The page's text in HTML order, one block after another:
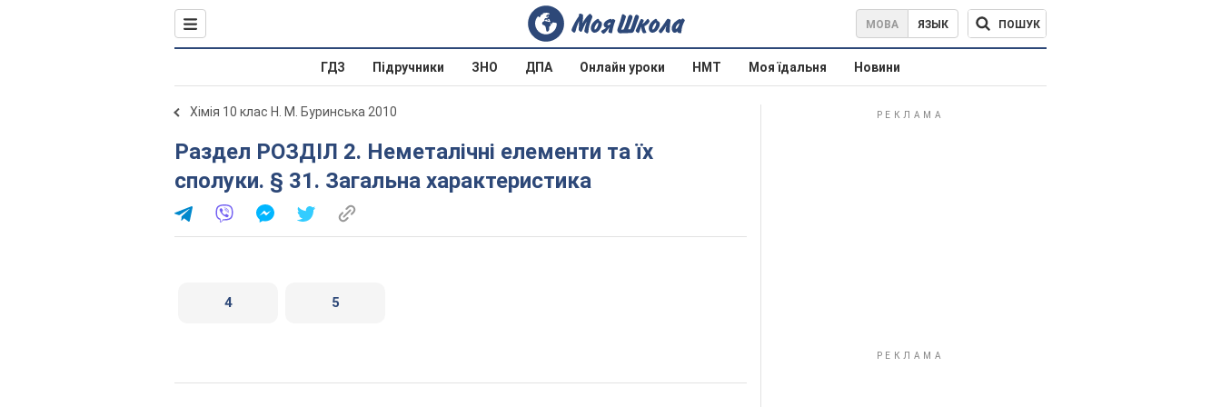
МОВА ЯЗЫК ПОШУК
ГДЗ Підручники ЗНО ДПА Онлайн уроки НМТ Моя їдальня Новини
Хімія 10 клас Н. М. Буринська 2010
Раздел РОЗДІЛ 2. Неметалічні елементи та їх
сполуки. § 31. Загальна характеристика
4 5